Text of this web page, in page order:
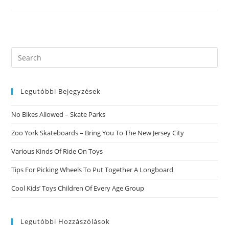
Search
this
Legutóbbi Bejegyzések
No Bikes Allowed – Skate Parks
Zoo York Skateboards – Bring You To The New Jersey City
Various Kinds Of Ride On Toys
Tips For Picking Wheels To Put Together A Longboard
Cool Kids’ Toys Children Of Every Age Group
Legutóbbi Hozzászólások